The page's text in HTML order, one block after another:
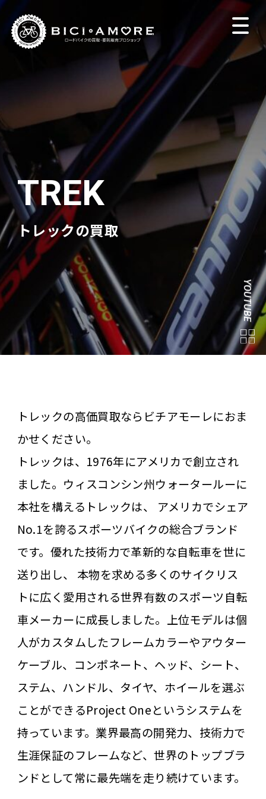
トレックの買取
YOUTUBE
トレックの高価買取ならビチアモーレにおま
かせください。
トレックは、1976年にアメリカで創立され
ました。ウィスコンシン州ウォータールーに
本社を構えるトレックは、 アメリカでシェア
No.1を誇るスポーツバイクの総合ブランド
です。優れた技術力で革新的な自転車を世に
送り出し、 本物を求める多くのサイクリス
トに広く愛用される世界有数のスポーツ自転
車メーカーに成長しました。上位モデルは個
人がカスタムしたフレームカラーやアウター
ケーブル、コンポネート、ヘッド、シート、
ステム、ハンドル、タイヤ、ホイールを選ぶ
ことができるProject Oneというシステムを
持っています。業界最高の開発力、技術力で
生涯保証のフレームなど、世界のトップブラ
ンドとして常に最先端を走り続けています。